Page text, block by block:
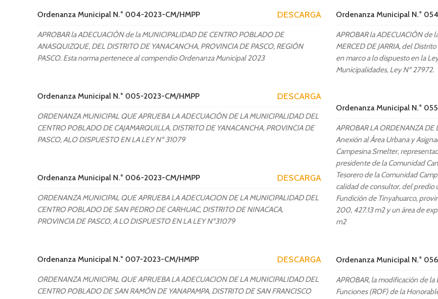
Ordenanza Municipal N.° 004-2023-CM/HMPP DESCARGA
APROBAR la ADECUACIÓN de la MUNICIPALIDAD DE CENTRO POBLADO DE
ANASQUIZQUE, DEL DISTRITO DE YANACANCHA, PROVINCIA DE PASCO, REGIÓN
PASCO. Esta norma pertenece al compendio Ordenanza Municipal 2023
Ordenanza Municipal N.° 005-2023-CM/HMPP DESCARGA
ORDENANZA MUNICIPAL QUE APRUEBA LA ADECUACIÓN DE LA MUNICIPALIDAD DEL
CENTRO POBLADO DE CAJAMARQUILLA, DISTRITO DE YANACANCHA, PROVINCIA DE
PASCO, ALO DISPUESTO EN LA LEY Nº 31079
Ordenanza Municipal N.° 006-2023-CM/HMPP DESCARGA
ORDENANZA MUNICIPAL QUE APRUEBA LA ADECUACION DE LA MUNICIPALIDAD DEL
CENTRO POBLADO DE SAN PEDRO DE CARHUAC, DISTRITO DE NINACACA,
PROVINCIA DE PASCO, A LO DISPUESTO EN LA LEY Nº31079
Ordenanza Municipal N.° 007-2023-CM/HMPP DESCARGA
ORDENANZA MUNICIPAL QUE APRUEBA LA ADECUACION DE LA MUNICIPALIDAD DEL
CENTRO POBLADO DE SAN RAMÓN DE YANAPAMPA, DISTRITO DE SAN FRANCISCO
Ordenanza Municipal N.°
APROBAR la ADECUACIÓN de
MERCED DE JARRIA, del
en marco a lo dispuesto en la
Municipalidades, Ley Nº 27972.
Ordenanza Municipal N.°
APROBAR LA ORDENANZA DE
Anexión al Área Urbana y
Campesina Smelter,
presidente de la Comunidad
Tesorero de la Comunidad
calidad de consultor, del predio
Fundición de Tinyahuarco,
200, 427.13 m2 y un área de
m2
Ordenanza Municipal N.°
APROBAR, la modificación de
Funciones (ROF) de la